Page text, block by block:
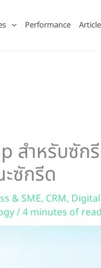
Performance Article
สำหรับซัก
ซักรีด
& SME, CRM,
/4 minutes of